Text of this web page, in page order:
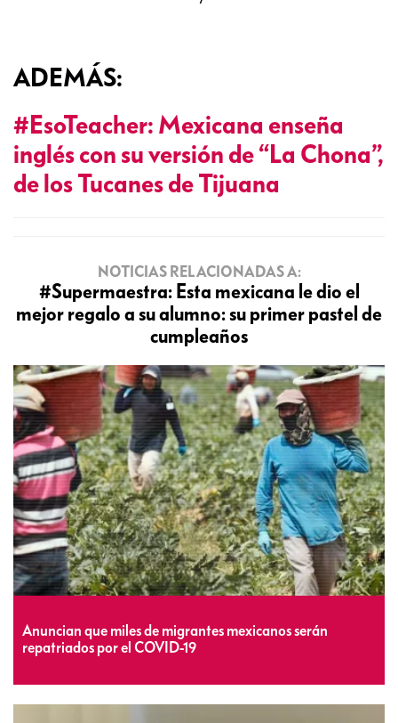
ADEMÁS:
#EsoTeacher: Mexicana enseña
inglés con su versión de “La Chona”,
de los Tucanes de Tijuana
NOTICIAS RELACIONADAS A:
#Supermaestra: Esta mexicana le dio el
mejor regalo a su alumno: su primer pastel de
cumpleaños
Anuncian que miles de migrantes mexicanos serán
repatriados por el COVID-19